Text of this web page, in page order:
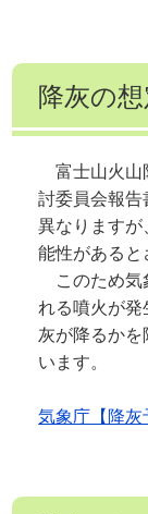
降灰の想
富士山火山
討委員会報告
異なりますが
能性があると
このため気
れる噴火が
灰が降るか
います。
気象庁【降灰